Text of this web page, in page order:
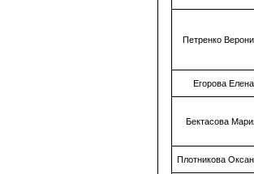
Петренко
Егорова
Бектасова
Плотникова